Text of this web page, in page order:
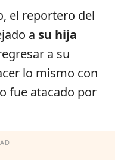
el reportero del
a su hija
a su
lo mismo con
fue atacado por